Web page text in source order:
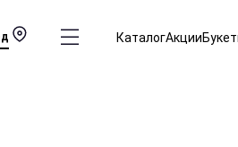
КаталогАкции